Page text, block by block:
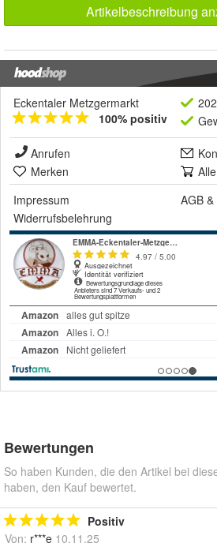
Artikelbeschreibung
Eckentaler Metzgermarkt
100% positiv
Anrufen
Merken
Impressum
AGB &
Widerrufsbelehrung
Bewertungen
So haben Kunden, die den Artikel bei
haben, den Kauf bewertet.
Positiv
Von: r***e 10.11.25